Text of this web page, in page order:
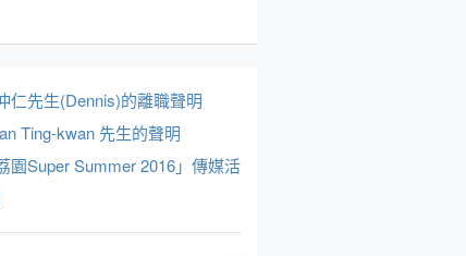
仁先生(Dennis)的離職聲明
Ting-kwan 先生的聲明
園Super Summer 2016」傳媒活